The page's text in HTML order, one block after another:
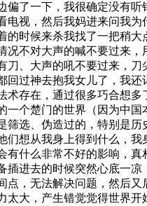
偏了一下，我很确定没有
电视，然后我妈进来问我
的时候来杀我找了一把稍
况不对大声的喊不要过来
刀、大声的吼不要过来，刀
回过神去抱我女儿了，我
术存在，通过很多巧合想
一个楚门的世界（ 因为中国
筛选、伪造过的，特别是
们想从我身上得到什么，
有什么非常不好的影响，
插进去的时候突然心底一
点，无法解决问题，然后
太大，产生错觉觉得世界